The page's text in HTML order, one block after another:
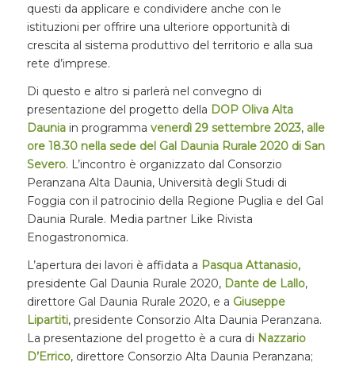
questi da applicare e condividere anche con le
istituzioni per offrire una ulteriore opportunità di
crescita al sistema produttivo del territorio e alla sua
rete d’imprese.
Di questo e altro si parlerà nel convegno di
presentazione del progetto della DOP Oliva Alta
Dauniain programma venerdì 29 settembre 2023, alle
ore 18.30 nella sede del Gal Daunia Rurale 2020 di San
Severo. L’incontro è organizzato dal Consorzio
Peranzana Alta Daunia, Università degli Studi di
Foggia con il patrocinio della Regione Puglia e del Gal
Daunia Rurale. Media partner Like Rivista
Enogastronomica.
L’apertura dei lavori è affidata a Pasqua Attanasio,
presidente Gal Daunia Rurale 2020, Dante de Lallo,
direttore Gal Daunia Rurale 2020, e a Giuseppe
Lipartiti, presidente Consorzio Alta Daunia Peranzana.
La presentazione del progetto è a cura di Nazzario
D’Errico, direttore Consorzio Alta Daunia Peranzana;